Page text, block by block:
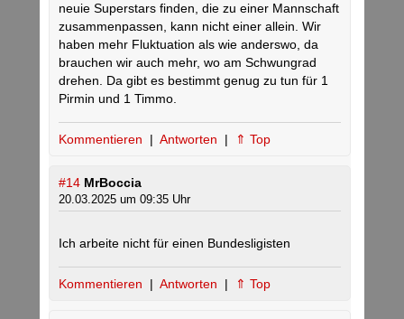
neuie Superstars finden, die zu einer Mannschaft
zusammenpassen, kann nicht einer allein. Wir
haben mehr Fluktuation als wie anderswo, da
brauchen wir auch mehr, wo am Schwungrad
drehen. Da gibt es bestimmt genug zu tun für 1
Pirmin und 1 Timmo.
Kommentieren | Antworten | ⇑ Top
#14 MrBoccia
20.03.2025 um 09:35 Uhr
Ich arbeite nicht für einen Bundesligisten
Kommentieren | Antworten | ⇑ Top